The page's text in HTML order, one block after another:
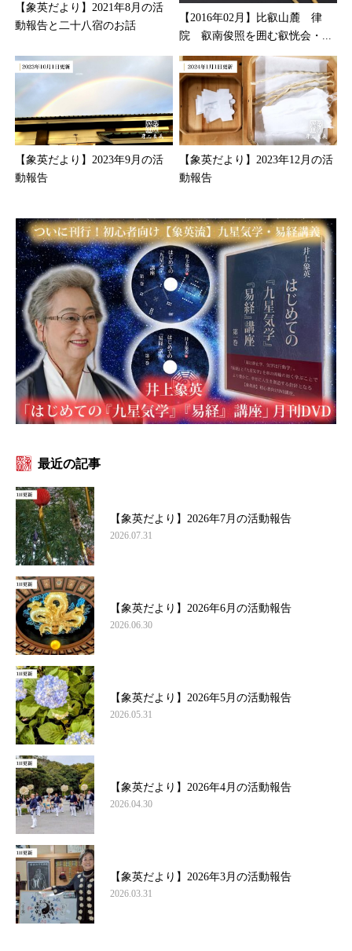
【象英だより】2021年8月の活
動報告と二十八宿のお話
【2016年02月】比叡山麓 律
院 叡南俊照を囲む叡恍会・...
【象英だより】2023年9月の活
動報告
【象英だより】2023年12月の活
動報告
最近の記事
【象英だより】2026年7月の活動報告
2026.07.31
【象英だより】2026年6月の活動報告
2026.06.30
【象英だより】2026年5月の活動報告
2026.05.31
【象英だより】2026年4月の活動報告
2026.04.30
【象英だより】2026年3月の活動報告
2026.03.31